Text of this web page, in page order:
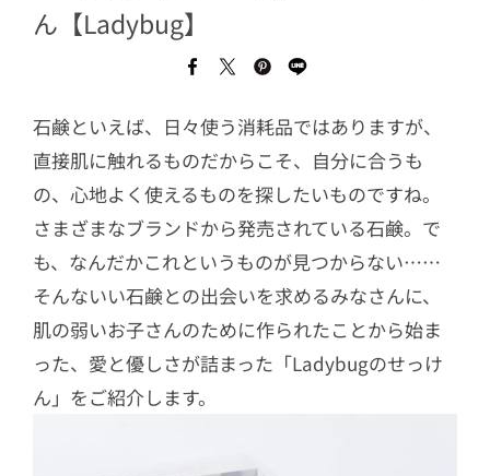
ん【Ladybug】
石鹸といえば、日々使う消耗品ではありますが、
直接肌に触れるものだからこそ、自分に合うも
の、心地よく使えるものを探したいものですね。
さまざまなブランドから発売されている石鹸。で
も、なんだかこれというものが見つからない……
そんないい石鹸との出会いを求めるみなさんに、
肌の弱いお子さんのために作られたことから始ま
った、愛と優しさが詰まった「Ladybugのせっけ
ん」をご紹介します。